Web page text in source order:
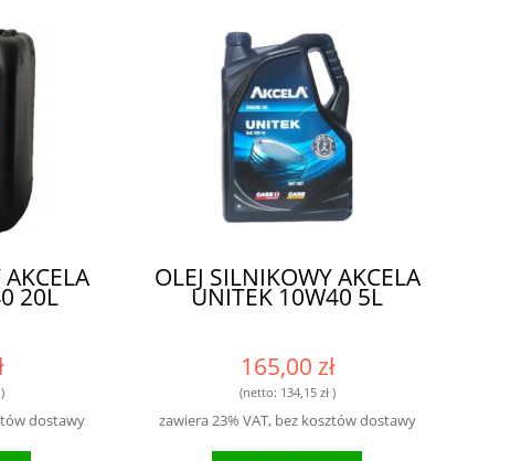
20L
dostawy
OLEJ SILNIKOWY AKCELA
UNITEK 10W40 5L
165,00 zł
(netto: 134,15 zł)
zawiera 23% VAT, bez kosztów dostawy